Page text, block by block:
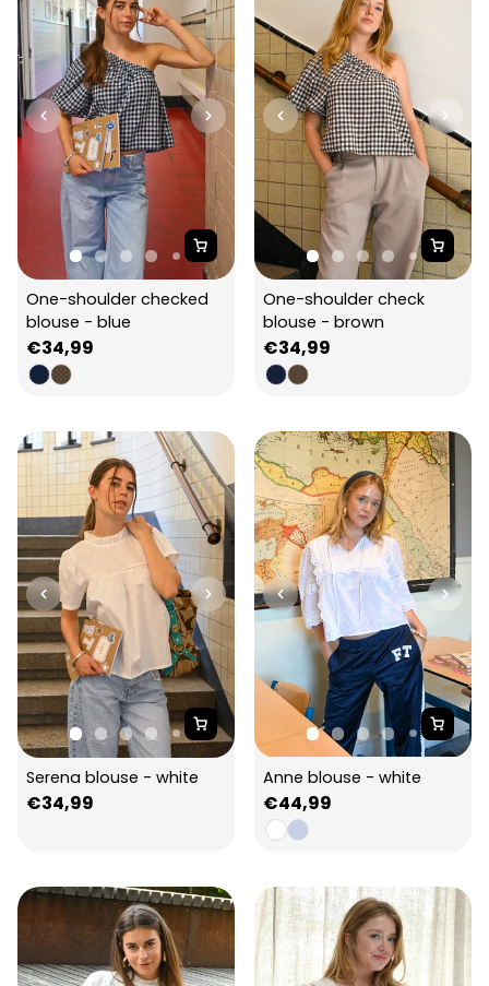
One-shoulder checked
blouse - blue
Regular
price
€34,99
One-shoulder check
blouse - brown
Regular
price
€34,99
Serena blouse - white
Regular
€34,99
Anne blouse - white
Regular
price
€44,99